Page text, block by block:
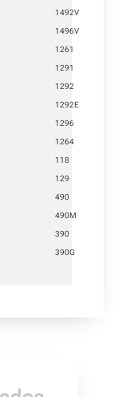
1492V
1496V
1261
1291
1292
1292E
1296
1264
118
129
490
490M
390
390G